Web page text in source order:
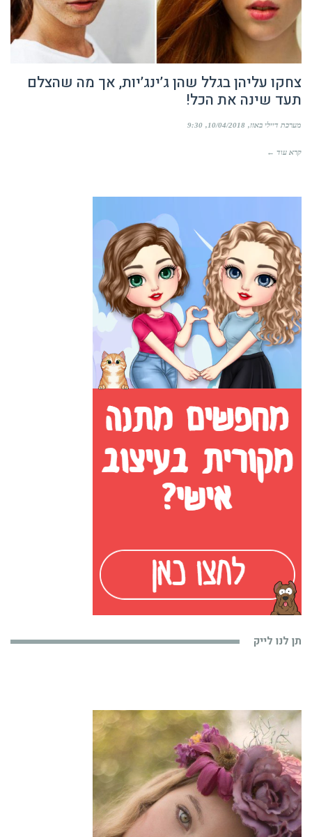
צחקו עליהן בגלל שהן ג’ינג’יות, אך מה שהצלם
תעד שינה את הכל!
מערכת דיילי באזז 10/04/2018
9:30
קרא עוד ←
תן לנו לייק